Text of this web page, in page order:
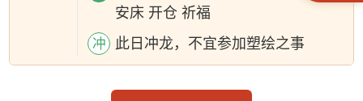
安床 开仓 祈福
冲 此日冲龙，不宜参加塑绘之事